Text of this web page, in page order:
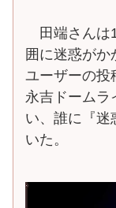
田端さんは
囲に迷惑がか
ユーザーの投
永吉ドームラ
い、誰に『迷
いた。